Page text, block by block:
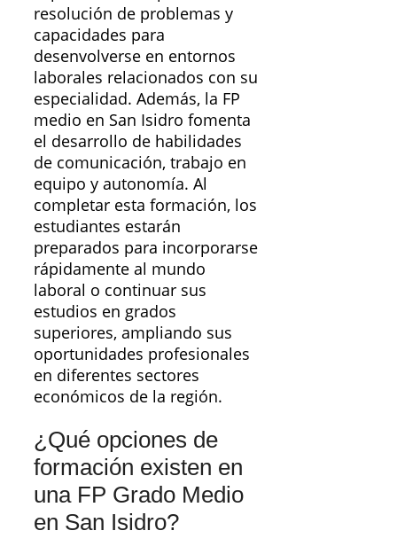
resolución de problemas y
capacidades para
desenvolverse en entornos
laborales relacionados con su
especialidad. Además, la FP
medio en San Isidro fomenta
el desarrollo de habilidades
de comunicación, trabajo en
equipo y autonomía. Al
completar esta formación, los
estudiantes estarán
preparados para incorporarse
rápidamente al mundo
laboral o continuar sus
estudios en grados
superiores, ampliando sus
oportunidades profesionales
en diferentes sectores
económicos de la región.
¿Qué opciones de
formación existen en
una FP Grado Medio
en San Isidro?